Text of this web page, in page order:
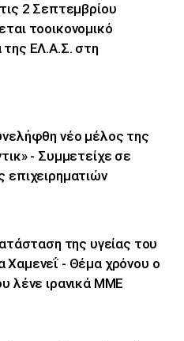
2 Σεπτεμβρίου
τοοικονομικό
ΕΛ.Α.Σ. στη
νέο μέλος της
- Συμμετείχε σε
επιχειρηματιών
της υγείας του
- Θέμα χρόνου ο
λένε ιρανικά ΜΜΕ